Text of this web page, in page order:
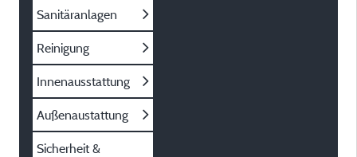
Sanitäranlagen
Reinigung
Innenausstattung
Außenaustattung
Sicherheit &